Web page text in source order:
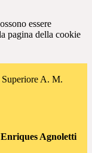
essere
pagina della cookie
A. M.
Agnoletti